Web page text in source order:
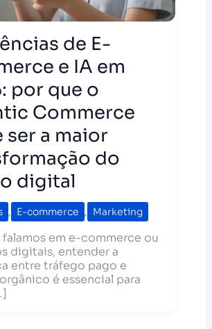
de E-
e IA em
por que o
Commerce
ser a maior
do
digital
, E-commerce , Marketing
falamos em e-commerce ou
digitais, entender a
entre tráfego pago e
é essencial para